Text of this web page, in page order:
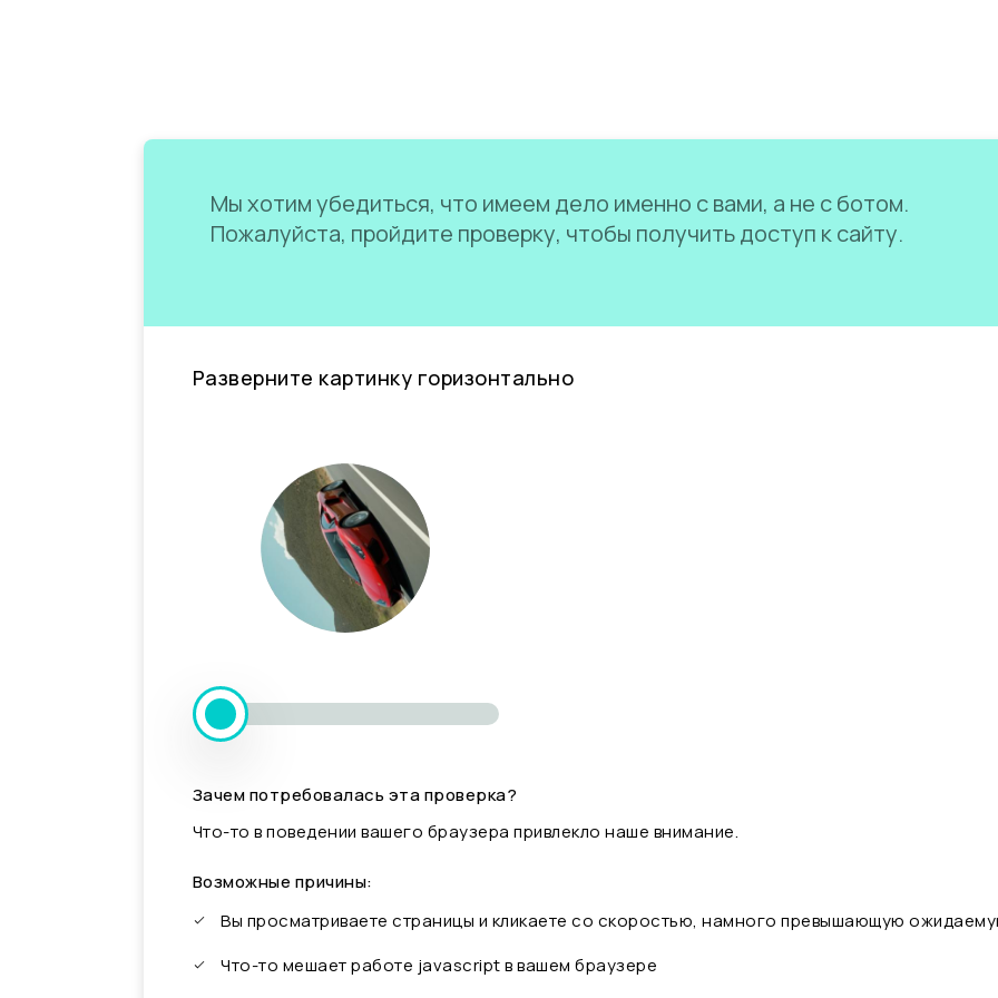
Мы хотим убедиться, что имеем дело именно с вами, а не с ботом.
Пожалуйста, пройдите проверку, чтобы получить доступ к сайту.
Разверните картинку горизонтально
Зачем потребовалась эта проверка?
Что-то в поведении вашего браузера привлекло наше внимание.
Возможные причины:
Вы просматриваете страницы и кликаете со скоростью, намного превышающую
Что-то мешает работе javascript в вашем браузере